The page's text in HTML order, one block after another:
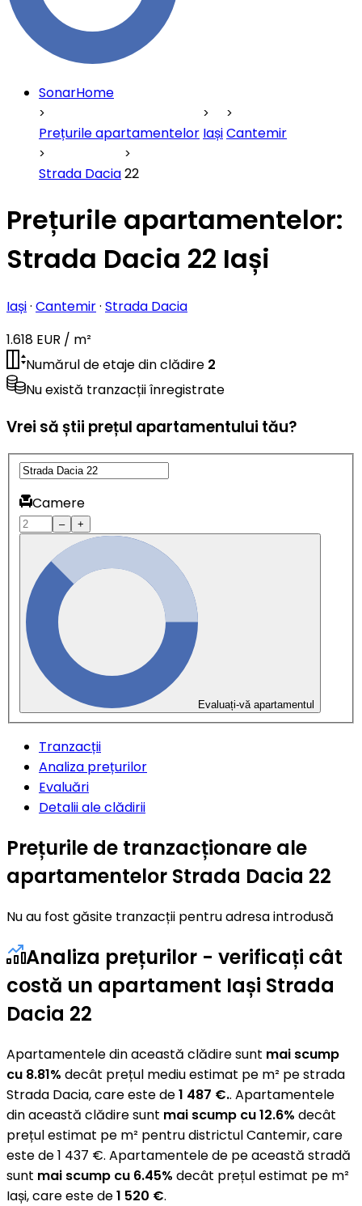
SonarHome
Prețurile apartamentelor IașiCantemir
Strada Dacia22
Prețurile apartamentelor:
Strada Dacia 22 Iași
Iași· Cantemir· Strada Dacia
1.618 EUR / m²
Numărul de etaje din clădire 2
Nu există tranzacții înregistrate
Vrei să știi prețul apartamentului tău?
Camere
– +
Evaluați-vă apartamentul
Tranzacții
Analiza prețurilor
Evaluări
Detalii ale clădirii
Prețurile de tranzacționare ale
apartamentelor Strada Dacia 22
Nu au fost găsite tranzacții pentru adresa introdusă
Analiza prețurilor - verificați cât
costă un apartament Iași Strada
Dacia 22
Apartamentele din această clădire sunt mai scump
cu 8.81% decât prețul mediu estimat pe m² pe strada
Strada Dacia, care este de1 487 €.. Apartamentele
din această clădire sunt mai scump cu 12.6% decât
prețul estimat pe m² pentru districtul Cantemir, care
este de 1 437 €. Apartamentele de pe această stradă
sunt mai scump cu 6.45% decât prețul estimat pe m²
Iași, care este de1 520 €.